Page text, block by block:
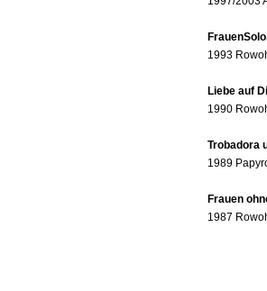
1993
Liebe auf
1990
Trobadora
1989
Frauen
1987